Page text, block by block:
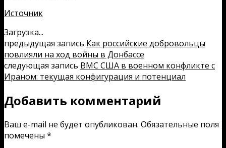
Источник
Загрузка...
предыдущая запись Как российские добровольцы
повлияли на ход войны в Донбассе
следующая запись ВМС США в военном конфликте с
Ираном: текущая конфигурация и потенциал
Добавить комментарий
Ваш e-mail не будет опубликован. Обязательные поля
помечены *